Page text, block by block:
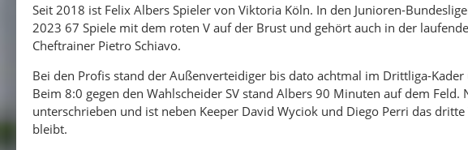
Seit 2018 ist Felix Albers Spieler von Viktoria Köln. In den Junioren-
2023 67 Spiele mit dem roten V auf der Brust und gehört auch in der
Cheftrainer Pietro Schiavo.
Bei den Profis stand der Außenverteidiger bis dato achtmal im Drittliga-
Beim 8:0 gegen den Wahlscheider SV stand Albers 90 Minuten auf dem
unterschrieben und ist neben Keeper David Wyciok und Diego Perri das
bleibt.